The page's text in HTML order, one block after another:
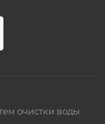
очистки воды